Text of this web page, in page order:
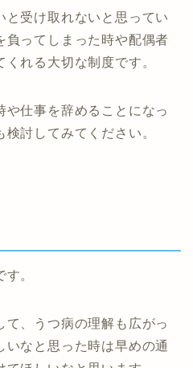
と受け取れないと思ってい
負ってしまった時や配偶者
れる大切な制度です。
仕事を辞めることになっ
討してみてください。
。
、うつ病の理解も広がっ
いなと思った時は早めの通